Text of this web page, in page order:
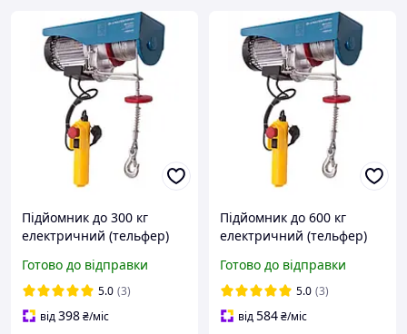
Підйомник до 300 кг
електричний (тельфер)
Готово до відправки
5.0 (3)
від398₴/міс
Підйомник до 600 кг
електричний (тельфер)
Готово до відправки
5.0 (3)
від584₴/міс